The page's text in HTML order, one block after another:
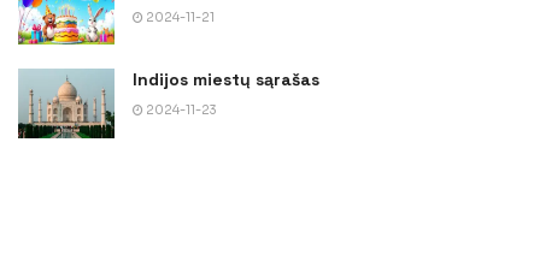
2024-11-21
Indijos miestų sąrašas
2024-11-23